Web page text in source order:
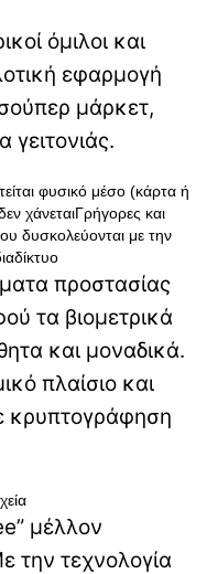
όμιλοι και
εφαρμογή
μάρκετ,
φυσικό μέσο (κάρτα ή
χάνεταιΓρήγορες και
δυσκολεύονται με την
προστασίας
τα βιομετρικά
και μοναδικά.
πλαίσιο και
κρυπτογράφηση
μέλλον
την τεχνολογία